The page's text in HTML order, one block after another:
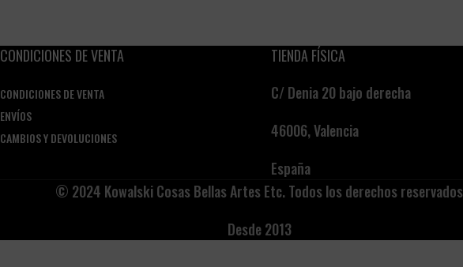
CONDICIONES DE VENTA
CONDICIONES DE VENTA
ENVÍOS
CAMBIOS Y DEVOLUCIONES
TIENDA FÍSICA
C/ Denia 20 bajo derecha
46006, Valencia
España
© 2024 Kowalski Cosas Bellas Artes Etc. Todos los derechos reservados
Desde 2013